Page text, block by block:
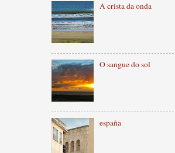
A crista da onda
O sangue do sol
españa